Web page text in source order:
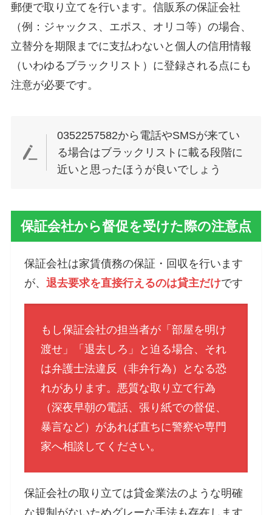
郵便で取り立てを行います。信販系の保証会社
（例：ジャックス、エポス、オリコ等）の場合、
立替分を期限までに支払わないと個人の信用情報
（いわゆるブラックリスト）に登録される点にも
注意が必要です。
0352257582から電話やSMSが来てい
る場合はブラックリストに載る段階に
近いと思ったほうが良いでしょう
保証会社から督促を受けた際の注意点
保証会社は家賃債務の保証・回収を行います
が、退去要求を直接行えるのは貸主だけです​
もし保証会社の担当者が「部屋を明け
渡せ」「退去しろ」と迫る場合、それ
は弁護士法違反（非弁行為）となる恐
れがあります​。悪質な取り立て行為
（深夜早朝の電話、張り紙での督促、
暴言など）があれば直ちに警察や専門
家へ相談してください​。
保証会社の取り立ては貸金業法のような明確
な規制がないためグレーな手法も存在します